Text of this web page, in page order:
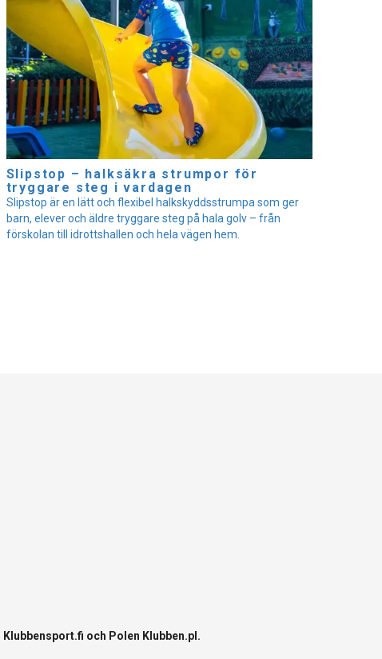
Slipstop – halksäkra strumpor för
tryggare steg i vardagen
Slipstop är en lätt och flexibel halkskyddsstrumpa som ger
barn, elever och äldre tryggare steg på hala golv – från
förskolan till idrottshallen och hela vägen hem.
Klubbensport.fi och Polen Klubben.pl .